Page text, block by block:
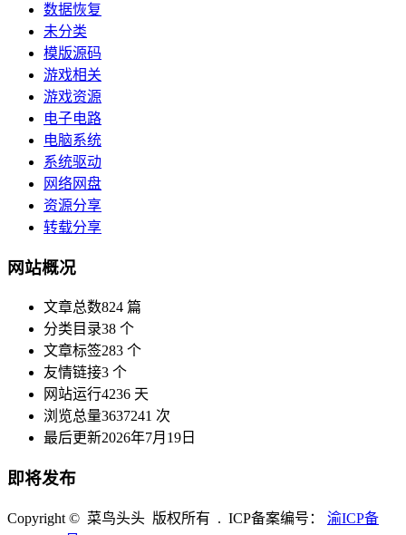
数据恢复
未分类
模版源码
游戏相关
游戏资源
电子电路
电脑系统
系统驱动
网络网盘
资源分享
转载分享
网站概况
文章总数824 篇
分类目录38 个
文章标签283 个
友情链接3 个
网站运行4236 天
浏览总量3637241 次
最后更新2026年7月19日
即将发布
Copyright © 菜鸟头头 版权所有 . ICP备案编号： 渝ICP备